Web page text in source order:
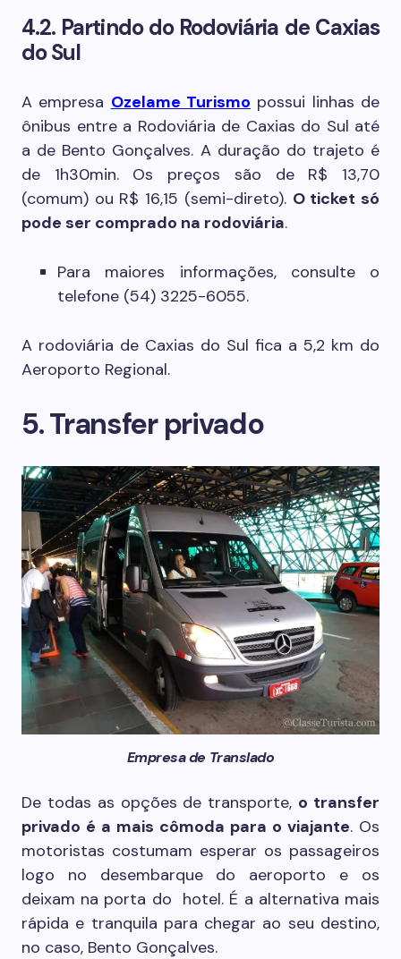
4.2. Partindo do Rodoviária de Caxias
do Sul
A empresa Ozelame Turismo possui linhas de
ônibus entre a Rodoviária de Caxias do Sul até
a de Bento Gonçalves. A duração do trajeto é
de 1h30min. Os preços são de R$ 13,70
(comum) ou R$ 16,15 (semi-direto). O ticket só
pode ser comprado na rodoviária.
Para maiores informações, consulte o
telefone (54) 3225-6055.
A rodoviária de Caxias do Sul fica a 5,2 km do
Aeroporto Regional.
5. Transfer privado
Empresa de Translado
De todas as opções de transporte, o transfer
privado é a mais cômoda para o viajante. Os
motoristas costumam esperar os passageiros
logo no desembarque do aeroporto e os
deixam na porta do hotel. É a alternativa mais
rápida e tranquila para chegar ao seu destino,
no caso, Bento Gonçalves.